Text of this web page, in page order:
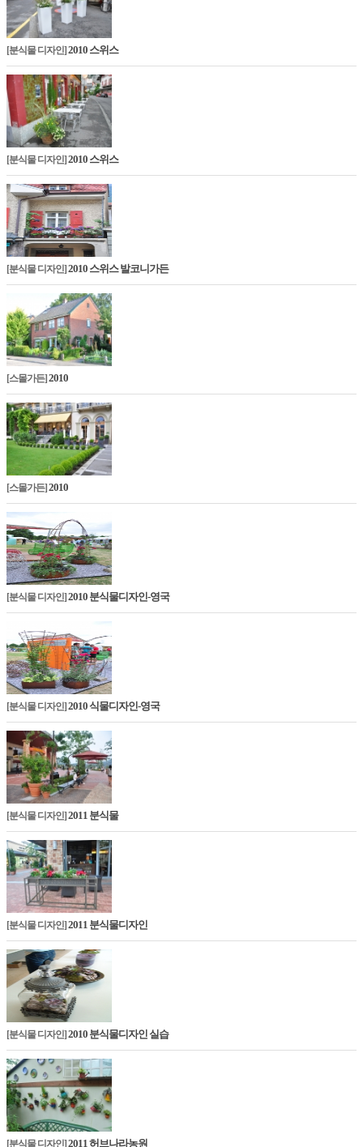
[분식물 디자인] 2010 스위스
[분식물 디자인] 2010 스위스
[분식물 디자인] 2010 스위스 발코니가든
[스몰가든] 2010
[스몰가든] 2010
[분식물 디자인] 2010 분식물디자인-영국
[분식물 디자인] 2010 식물디자인-영국
[분식물 디자인] 2011 분식물
[분식물 디자인] 2011 분식물디자인
[분식물 디자인] 2010 분식물디자인 실습
[분식물 디자인] 2011 허브나라농원